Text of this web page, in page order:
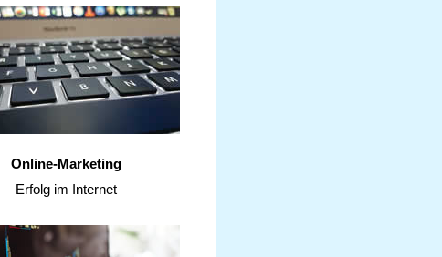
Online-Marketing
Erfolg im Internet